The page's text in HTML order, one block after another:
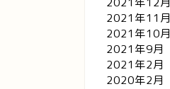
2021年11月
2021年10月
2021年9月
2021年2月
2020年2月